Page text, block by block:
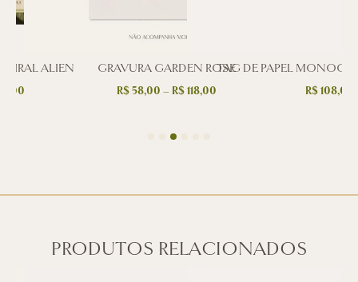
ALIEN GRAVURA GARDEN ROSE
R$58,00 – R$118,00
TAG DE PAPEL
R$108,00
PRODUTOS RELACIONADOS